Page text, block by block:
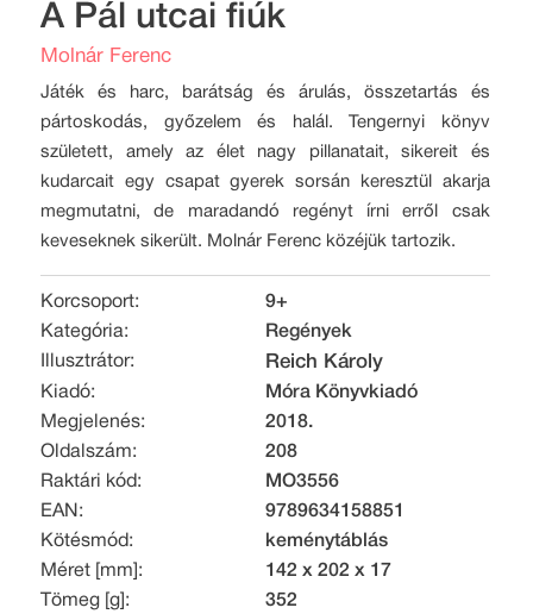
A Pál utcai fiúk
Molnár Ferenc
Játék és harc, barátság és árulás, összetartás és
pártoskodás, győzelem és halál. Tengernyi könyv
született, amely az élet nagy pillanatait, sikereit és
kudarcait egy csapat gyerek sorsán keresztül akarja
megmutatni, de maradandó regényt írni erről csak
keveseknek sikerült. Molnár Ferenc közéjük tartozik.
Korcsoport:
9+
Kategória:
Regények
Illusztrátor:
Reich Károly
Kiadó:
Móra Könyvkiadó
Megjelenés:
2018.
Oldalszám:
208
Raktári kód:
MO3556
EAN:
9789634158851
Kötésmód:
keménytáblás
Méret [mm]:
142 x 202 x 17
Tömeg [g]:
352